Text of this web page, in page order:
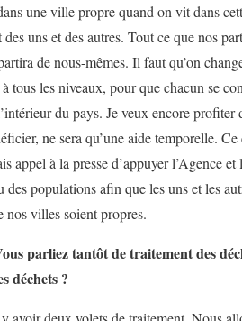
une ville propre quand on vit dans
uns et des autres. Tout ce que nos
de nous-mêmes. Il faut qu’on
tous les niveaux, pour que chacun se
du pays. Je veux encore
ne sera qu’une aide temporelle.
appel à la presse d’appuyer l’Agence
des populations afin que les uns et les
nos villes soient propres.
parliez tantôt de traitement des
déchets ?